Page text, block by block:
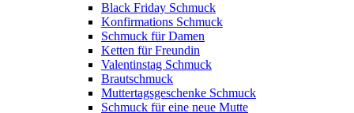
Black Friday Schmuck
Konfirmations Schmuck
Schmuck für Damen
Ketten für Freundin
Valentinstag Schmuck
Brautschmuck
Muttertagsgeschenke Schmuck
Schmuck für eine neue Mutte